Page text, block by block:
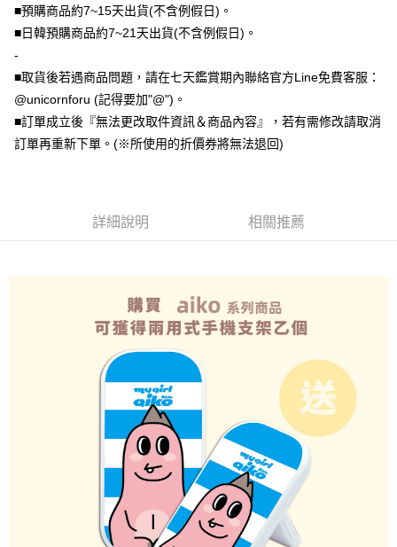
元大商業銀行
星展（台灣）商業銀行
台新國際商業銀行
中國信託商業銀行
聯邦商業銀行
遠東國際商業銀行
元大商業銀行
永豐商業銀行
台灣樂天信用卡公司
匯豐（台灣）商業銀行
華泰商業銀行
聯邦商業銀行
遠東國際商業銀行
玉山商業銀行
星展（台灣）商業銀行
台新國際商業銀行
台灣樂天信用卡公司
兆豐國際商業銀行
臺灣中小企業銀行
台中商業銀行
匯豐（台灣）商業銀行
華泰商業銀行
聯邦商業銀行
永豐商業銀行
玉山商業銀行
星展（台灣）商業銀行
中國信託商業銀行
台灣樂天信用卡公司
Apple Pay
街口支付
悠遊付
Google Pay
全盈+PAY
【大哥付你分期使用說明】
流程，驗證手機門號後，選擇欲分期的期數、繳款截止日，確認付款後即完
3.實際核准額度、可分期數及費用金額請依後續交易確認頁面所載為準。
4.訂單成立30分鐘內，如未前往確認交易或遇審核未通過，訂單將自動取
消。如遇「轉專審核」未通過狀況，表示未達大哥付你分期系統評分，恕無
【繳款方式說明】
1.分期款項不併入電信帳單，「大哥付你分期」於每月結算日後寄送繳費提
2.透過簡訊連結打開帳單後，可選擇「超商條碼／台灣大直營門市／銀行轉
帳／街口支付／iPASS MONEY」等通路繳費。
1.本服務係由「台灣大哥大股份有限公司」（以下簡稱本公司）所提供，讓
用戶於交易時，得透過本服務購買商品或服務，並由商店將買賣／分期付款
買賣價金債權讓與本公司後，依約使用本公司帳單繳交帳款。
2.基於同意付款使用「大哥付你分期」之契約關係目的，商店將以您的個人
AFTEE先享後付是「在收到商品之後才付款」的支付方式。 讓您購物簡單
１．簡單：不需註冊會員、不需綁卡、不需儲值。
３．安心：先確認商品／服務後，再付款。
【「AFTEE先享後付」結帳流程】
１．於結帳方式選擇「AFTEE先享後付」後，將跳轉至「AFTEE先享後付」
結帳頁面，進行簡訊認證並確認金額後，即可完成結帳。
２．訂單成立數日內，您將收到繳費通知簡訊。
３．收到繳費通知簡訊後14天內，點擊此簡訊中的連結，可透過四大超商／
ATM／網路銀行／等多元方式進行付款，方視為交易完成。
※ 請注意：結帳手續完成當下不需立刻繳費，但若您需要取消訂單，請聯絡
購買商品的店家。未經商家同意取消之訂單仍視為有效，需透過AFTEE先享
後付繳納相關費用。
※ 交易是否成功請以「AFTEE先享後付 」之結帳頁面顯示為準，若有關於
每筆NT$70，滿NT$1,000(含以上)免運費
每筆NT$70，滿NT$899(含以上)免運費
7-11取貨（物流比較快）
每筆NT$70，滿NT$1,000(含以上)免運費
付款後7-11取貨(出貨較快)
■預購商品約7~15天出貨(不含例假日)。
■日韓預購商品約7~21天出貨(不含例假日)。
-
■取貨後若遇商品問題，請在七天鑑賞期內聯絡官方Line免費客服：
@unicornforu (記得要加"@")。
■訂單成立後『無法更改取件資訊＆商品內容』，若有需修改請取消
訂單再重新下單。(※所使用的折價券將無法退回)
詳細說明 相關推薦